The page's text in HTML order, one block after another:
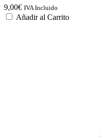
9,00€ IVA Incluido
Añadir al Carrito